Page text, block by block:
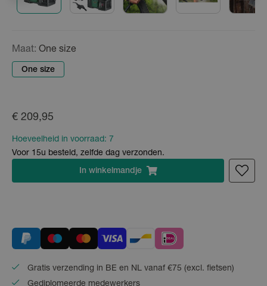
Maat: One size
One size
€ 209,95
Hoeveelheid in voorraad: 7
Voor 15u besteld, zelfde dag verzonden.
In winkelmandje
Gratis verzending in BE en NL vanaf €75 (excl. fietsen)